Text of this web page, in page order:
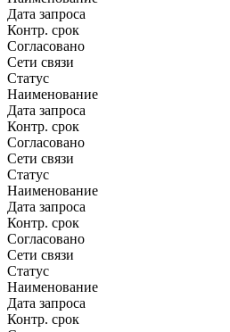
Дата запроса
Контр. срок
Согласовано
Сети связи
Статус
Наименование
Дата запроса
Контр. срок
Согласовано
Сети связи
Статус
Наименование
Дата запроса
Контр. срок
Согласовано
Сети связи
Статус
Наименование
Дата запроса
Контр. срок